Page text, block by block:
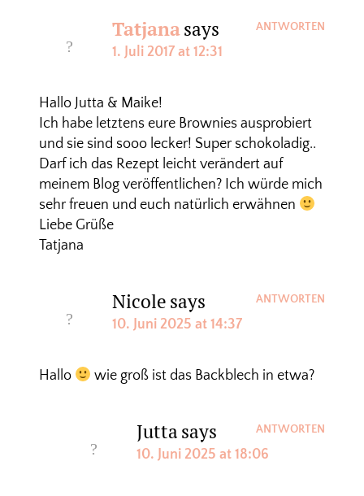
Tatjanasays
1. Juli 2017 at 12:31
Hallo Jutta & Maike!
Ich habe letztens eure Brownies ausprobiert
und sie sind sooo lecker! Super schokoladig..
Darf ich das Rezept leicht verändert auf
meinem Blog veröffentlichen? Ich würde mich
sehr freuen und euch natürlich erwähnen
Liebe Grüße
Tatjana
ANTWORTEN
Nicolesays
10. Juni 2025 at 14:37
Hallo wie groß ist das Backblech in etwa?
ANTWORTEN
Juttasays
10. Juni 2025 at 18:06
ANTWORTEN